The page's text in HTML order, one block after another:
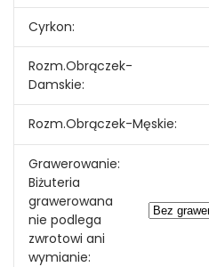
Cyrkon:
Rozm.Obrączek-
Damskie:
Rozm.Obrączek-Męskie:
Grawerowanie:
Biżuteria
grawerowana
nie podlega
zwrotowi ani
wymianie: